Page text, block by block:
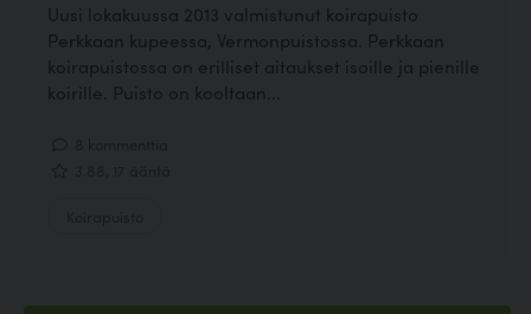
Uusi lokakuussa 2013 valmistunut koirapuisto
Perkkaan kupeessa, Vermonpuistossa. Perkkaan
koirapuistossa on erilliset aitaukset isoille ja pienille
koirille. Puisto on kooltaan...